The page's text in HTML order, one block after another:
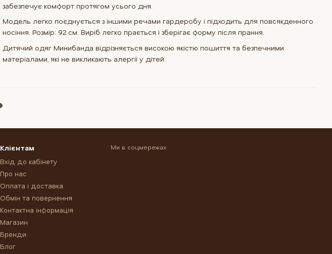
забезпечує комфорт протягом усього дня.
Модель легко поєднується з іншими речами гардеробу і підходить для повсякденного
носіння. Розмір: 92 см. Виріб легко прається і зберігає форму після прання.
Дитячий одяг Минибанда відрізняється високою якістю пошиття та безпечними
матеріалами, які не викликають алергії у дітей.
Клієнтам
Вхід до кабінету
Про нас
Оплата і доставка
Обмін та повернення
Контактна інформація
Магазин
Бренди
Блог
Ми в соцмережах